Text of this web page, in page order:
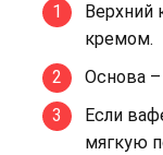
Верхний
кремом.
Основа –
Если
мягкую